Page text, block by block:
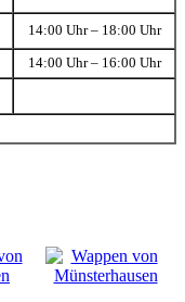
14:00 Uhr – 18:00 Uhr
14:00 Uhr – 16:00 Uhr